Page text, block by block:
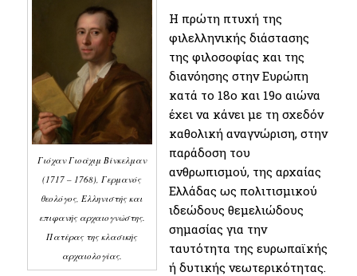
Γιόχαν Γιοάχιμ Βίνκελμαν
(1717 – 1768), Γερμανός
θεολόγος, Ελληνιστής και
επιφανής αρχαιογνώστης.
Πατέρας της κλασικής
αρχαιολογίας.
Η πρώτη πτυχή της
φιλελληνικής διάστασης
της φιλοσοφίας και της
διανόησης στην Ευρώπη
κατά το 18ο και 19ο αιώνα
έχει να κάνει με τη σχεδόν
καθολική αναγνώριση, στην
παράδοση του
ανθρωπισμού, της αρχαίας
Ελλάδας ως πολιτισμικού
ιδεώδους θεμελιώδους
σημασίας για την
ταυτότητα της ευρωπαϊκής
ή δυτικής νεωτερικότητας.